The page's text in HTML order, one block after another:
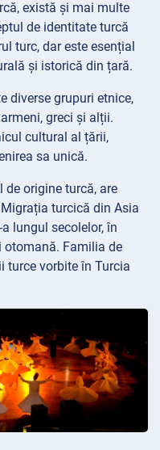
există și mai multe
de identitate turcă
turc, dar este esențial
și istorică din țară.
diverse grupuri etnice,
greci și alții.
cultural al țării,
sa unică.
de origine turcă, are
turcică din Asia
lungul secolelor, în
otomană. Familia de
turce vorbite în Turcia